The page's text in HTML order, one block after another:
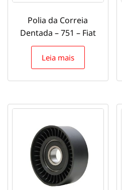
Polia da Correia
Dentada – 751 – Fiat
Leia mais